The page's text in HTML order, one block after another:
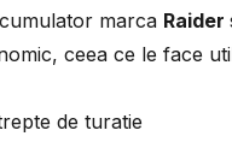
marca Raider
ceea ce le face
de turatie